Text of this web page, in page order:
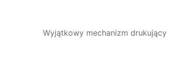
Wyjątkowy mechanizm drukujący